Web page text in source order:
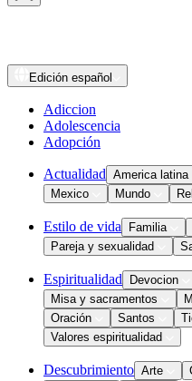
Edición español
Adiccion
Adolescencia
Adopción
Actualidad America latina
Mexico
Mundo
Estilo de vida Familia
Pareja y sexualidad
Espiritualidad Devocion
Misa y sacramentos
Oración
Santos
Valores espiritualidad
Descubrimiento Arte